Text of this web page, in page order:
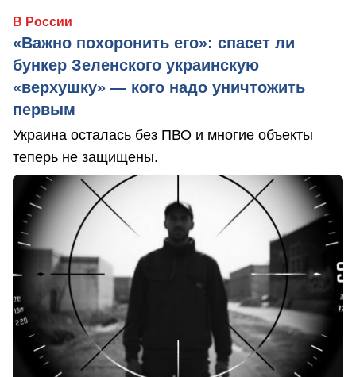
В России
«Важно похоронить его»: спасет ли
бункер Зеленского украинскую
«верхушку» — кого надо уничтожить
первым
Украина осталась без ПВО и многие объекты
теперь не защищены.